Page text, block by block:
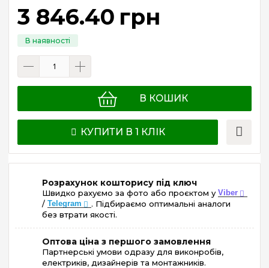
3 846.40 грн
В КОШИК
КУПИТИ В 1 КЛІК
Розрахунок кошторису під ключ
Швидко рахуємо за фото або проєктом у Viber
/ Telegram
. Підбираємо оптимальні аналоги
без втрати якості.
Оптова ціна з першого замовлення
Партнерські умови одразу для виконробів,
електриків, дизайнерів та монтажників.